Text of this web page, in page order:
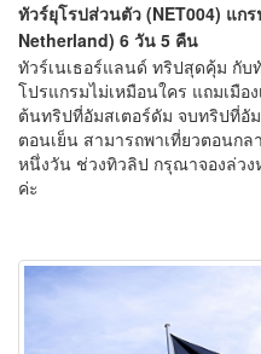
ทัวร์ยุโรปส่วนตัว (NET004) แก
Netherland) 6 วัน 5 คืน
ทัวร์เนเธอร์แลนด์ ทริปสุดคุ้ม กั
โปรแกรมไม่เหมือนใคร แถมเมือ
ต้นทริปที่อัมสเตอร์ดัม จบทริปที่อั
ตอนเย็น สามารถพาเที่ยวตอนกล
หนึ่งวัน ช่วงทิวลิป กรุณาจองล่วง
ค่ะ